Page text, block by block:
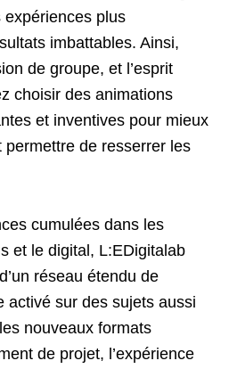
plus
imbattables. Ainsi,
de groupe, et l’esprit
choisir des animations
et inventives pour mieux
de resserrer les
cumulées dans les
et le digital, L:EDigitalab
réseau étendu de
activé sur des sujets aussi
nouveaux formats
de projet, l’expérience